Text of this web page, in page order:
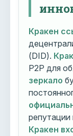
Кракен
(DID).
P2P для
зеркало
Кракен